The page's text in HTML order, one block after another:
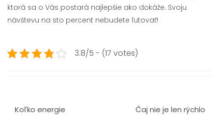
ktorá sa o Vás postará najlepšie ako dokáže. Svoju
návštevu na sto percent nebudete ľutovať!
3.8/5 - (17 votes)
Navigace
Koľko energie
Čaj nie je len rýchlo